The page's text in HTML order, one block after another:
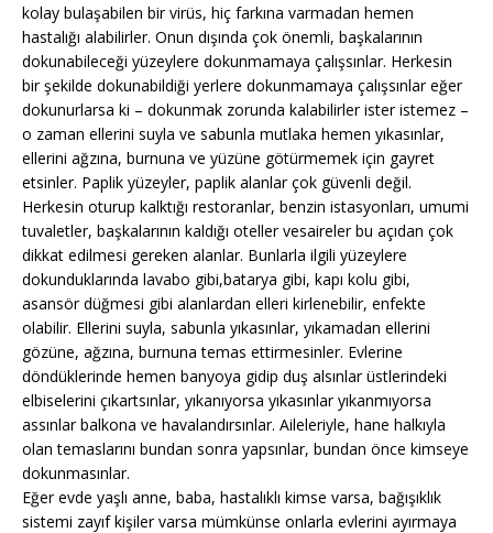
kolay bulaşabilen bir virüs, hiç farkına varmadan hemen
hastalığı alabilirler. Onun dışında çok önemli, başkalarının
dokunabileceği yüzeylere dokunmamaya çalışsınlar. Herkesin
bir şekilde dokunabildiği yerlere dokunmamaya çalışsınlar eğer
dokunurlarsa ki – dokunmak zorunda kalabilirler ister istemez –
o zaman ellerini suyla ve sabunla mutlaka hemen yıkasınlar,
ellerini ağzına, burnuna ve yüzüne götürmemek için gayret
etsinler. Paplik yüzeyler, paplik alanlar çok güvenli değil.
Herkesin oturup kalktığı restoranlar, benzin istasyonları, umumi
tuvaletler, başkalarının kaldığı oteller vesaireler bu açıdan çok
dikkat edilmesi gereken alanlar. Bunlarla ilgili yüzeylere
dokunduklarında lavabo gibi,batarya gibi, kapı kolu gibi,
asansör düğmesi gibi alanlardan elleri kirlenebilir, enfekte
olabilir. Ellerini suyla, sabunla yıkasınlar, yıkamadan ellerini
gözüne, ağzına, burnuna temas ettirmesinler. Evlerine
döndüklerinde hemen banyoya gidip duş alsınlar üstlerindeki
elbiselerini çıkartsınlar, yıkanıyorsa yıkasınlar yıkanmıyorsa
assınlar balkona ve havalandırsınlar. Aileleriyle, hane halkıyla
olan temaslarını bundan sonra yapsınlar, bundan önce kimseye
dokunmasınlar.
Eğer evde yaşlı anne, baba, hastalıklı kimse varsa, bağışıklık
sistemi zayıf kişiler varsa mümkünse onlarla evlerini ayırmaya